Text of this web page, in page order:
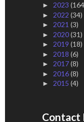
► 2023
► 2022 (34)
► 2021 (3)
► 2020(31)
► 2019 (18)
► 2018 (6)
► 2017(8)
► 2016(8)
► 2015 (4)
Contact